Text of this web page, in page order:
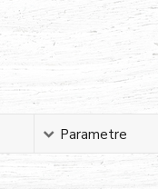
Parametre